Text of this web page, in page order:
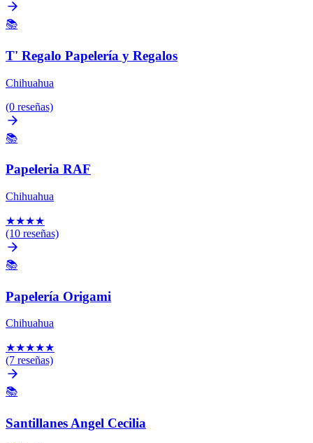
📚
T' Regalo Papelería y Regalos
Chihuahua
(0 reseñas)
📚
Papeleria RAF
Chihuahua
★★★★
(10 reseñas)
📚
Papelería Origami
Chihuahua
★★★★★
(7 reseñas)
📚
Santillanes Angel Cecilia